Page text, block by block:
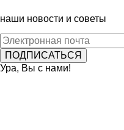
наши новости и советы
Ура, Вы с нами!